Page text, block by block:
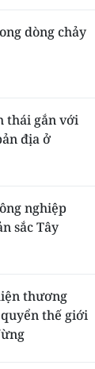
đánh cù và
cờ, chơi trò
dòng chảy
thái gắn với
địa ở
nghiệp
sắc Tây
thương
thế giới